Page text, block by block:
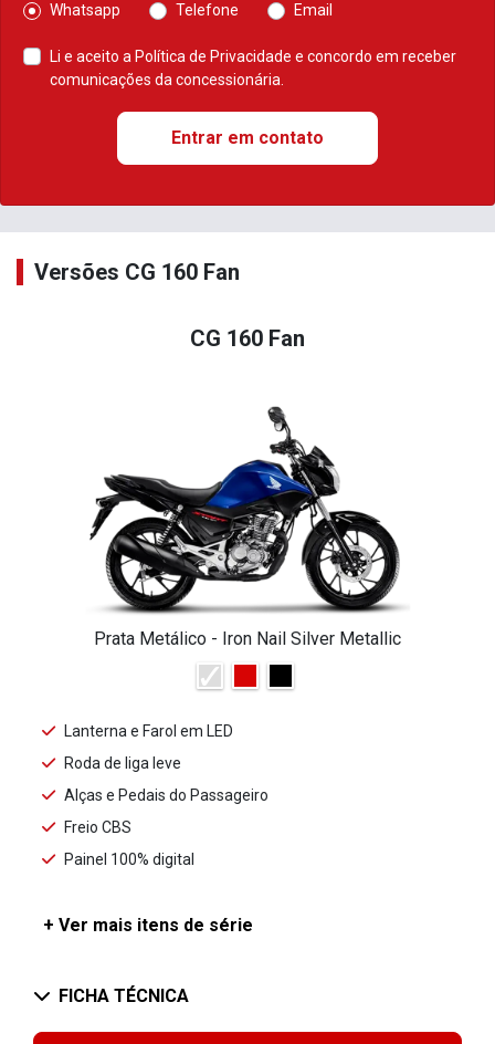
Whatsapp
Telefone Email
Li e aceito a Política de Privacidade e concordo em receber
comunicações da concessionária.
Entrar em contato
Versões CG 160 Fan
CG 160 Fan
Prata Metálico - Iron Nail Silver Metallic
Lanterna e Farol em LED
Roda de liga leve
Alças e Pedais do Passageiro
Freio CBS
Painel 100% digital
+ Ver mais itens de série
FICHA TÉCNICA